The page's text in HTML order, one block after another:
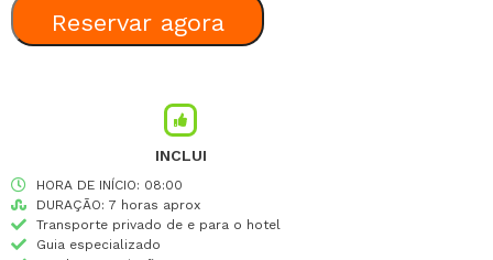
Reservar agora
INCLUI
HORA DE INÍCIO: 08:00
DURAÇÃO: 7 horas aprox
Transporte privado de e para o hotel
Guia especializado